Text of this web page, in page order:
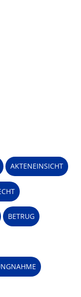
AKTENEINSICHT
BETRUG